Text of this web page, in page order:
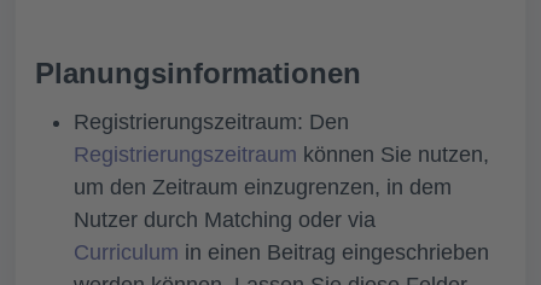
Planungsinformationen
Registrierungszeitraum: Den
Registrierungszeitraum können Sie nutzen,
um den Zeitraum einzugrenzen, in dem
Nutzer durch Matching oder via
Curriculum in einen Beitrag eingeschrieben